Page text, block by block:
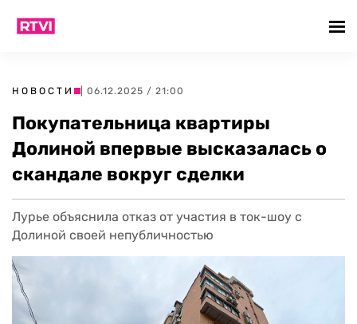
НОВОСТИ | 06.12.2025 / 21:00
Покупательница квартиры
Долиной впервые высказалась о
скандале вокруг сделки
Лурье объяснила отказ от участия в ток-шоу с
Долиной своей непубличностью